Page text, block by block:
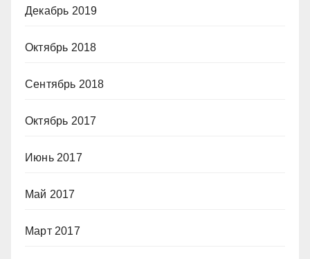
Декабрь 2019
Октябрь 2018
Сентябрь 2018
Октябрь 2017
Июнь 2017
Май 2017
Март 2017